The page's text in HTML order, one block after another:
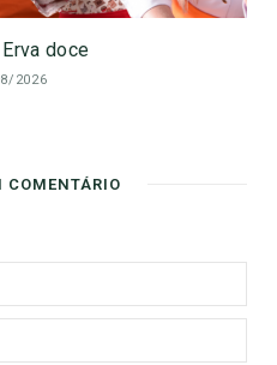
doce
2026
COMENTÁRIO